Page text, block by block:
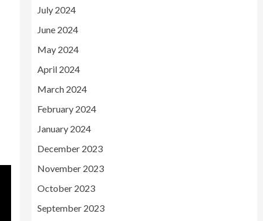
July 2024
June 2024
May 2024
April 2024
March 2024
February 2024
January 2024
December 2023
November 2023
October 2023
September 2023